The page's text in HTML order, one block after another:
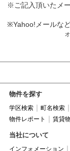
※ご記入頂いたメ
※Yahoo!メールな
物件を探す
学区検索 町名検索
物件レポート
賃貸
当社について
インフォメーション